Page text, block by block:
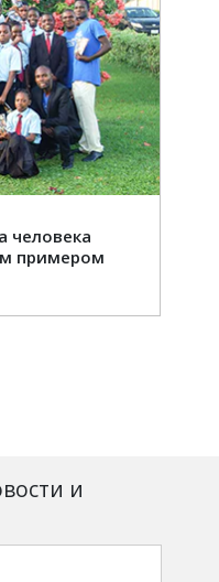
человека
примером
и